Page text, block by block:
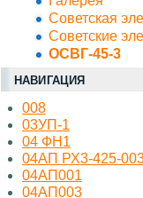
Советская
Советские
ОСВГ-45-3
НАВИГАЦИЯ
008
03УП-1
04 ФН1
04АП РХ3-425-
04АП001
04АП003